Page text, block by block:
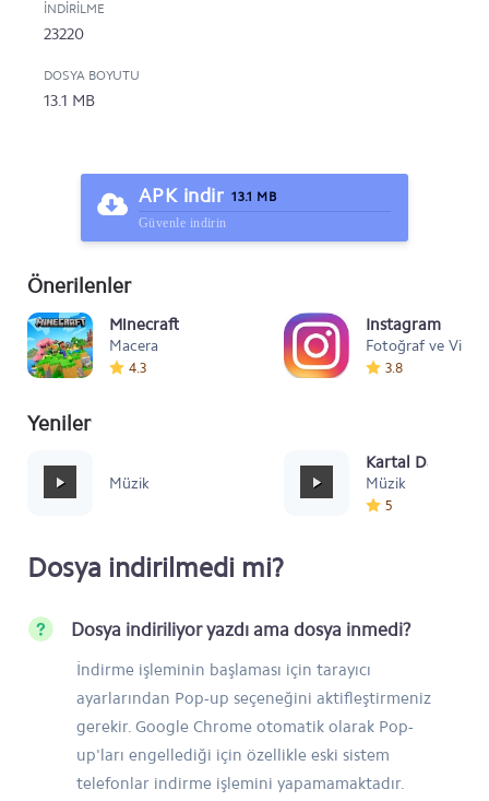
İNDIRILME
23220
DOSYA BOYUTU
13.1 MB
APK indir 13.1 MB
Güvenle indirin
Önerilenler
Minecraft
Macera
4.3
Instagram
Fotoğraf ve Video
3.8
Yeniler
Müzik
Kartal Dansı
Müzik
5
Dosya indirilmedi mi?
Dosya indiriliyor yazdı ama dosya inmedi?
İndirme işleminin başlaması için tarayıcı
ayarlarından Pop-up seçeneğini aktifleştirmeniz
gerekir. Google Chrome otomatik olarak Pop-
up'ları engellediği için özellikle eski sistem
telefonlar indirme işlemini yapamamaktadır.